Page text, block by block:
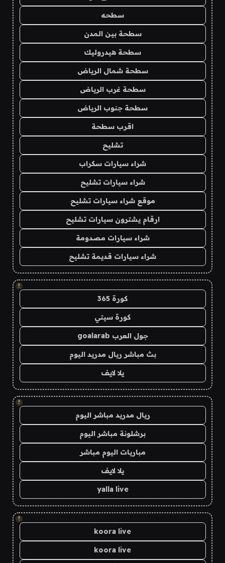
سطحه
سطحة بين المدن
سطحة هيدروليك
سطحة شمال الرياض
سطحة غرب الرياض
سطحة جنوب الرياض
اقرب سطحة
تشليح
شراء سيارات سكراب
شراء سيارات تشليح
موقع شراء سيارات تشليح
ارقام يشترون سيارات تشليح
شراء سيارات مصدومة
شراء سيارات قديمة تشليح
!
كورة 365
كورة سيتي
جول العرب goalarab
بث مباشر ريال مدريد اليوم
يلا لايف
!
ريال مدريد مباشر اليوم
برشلونة مباشر اليوم
مباريات اليوم مباشر
يلا لايف
yalla live
!
koora live
koora live